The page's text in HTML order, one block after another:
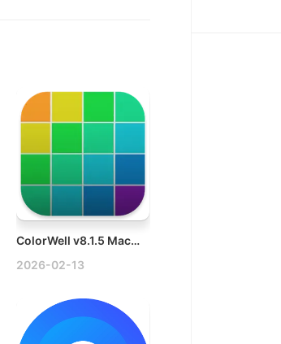
ColorWell v8.1.5 Mac颜色代码提取工具破解版
2026-02-13